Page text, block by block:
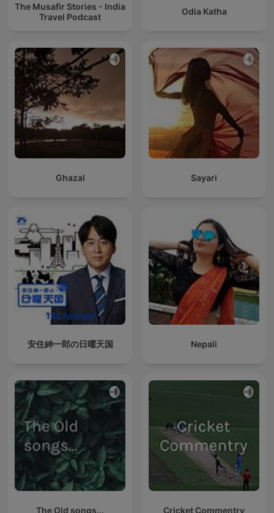
The Musafir Stories - India
Travel Podcast
Odia Katha
Ghazal Sayari
安住紳一郎の日曜天国 Nepali
The Old songs... Cricket Commentry